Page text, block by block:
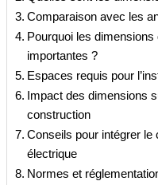
Comparaison avec les
Pourquoi les
importantes ?
Espaces requis pour
Impact des dimensions
construction
Conseils pour intégrer le
électrique
Normes et